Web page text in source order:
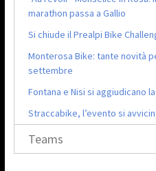
marathon passa a Gallio
Si chiude il Prealpi Bike
Monterosa Bike: tante novità
settembre
Fontana e Nisi si aggiudicano
Straccabike, l’evento si
Teams